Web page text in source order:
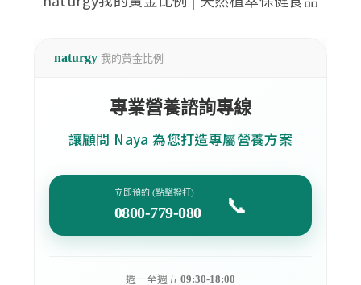
naturgy 我的黃金比例
專業營養諮詢專線
讓顧問 Naya 為您打造專屬營養方案
立即預約 (點擊撥打)
0800-779-080 📞
週一至週五 09:30-18:00